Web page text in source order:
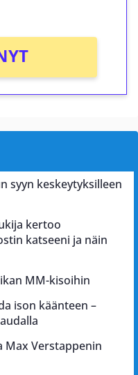
syyn keskeytyksilleen
kertoo
katseeni ja näin
MM-kisoihin
ison käänteen –
Max Verstappenin